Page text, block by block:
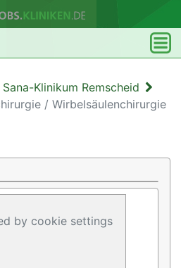
Sana-Klinikum Remscheid
/ Wirbelsäulenchirurgie
by cookie settings